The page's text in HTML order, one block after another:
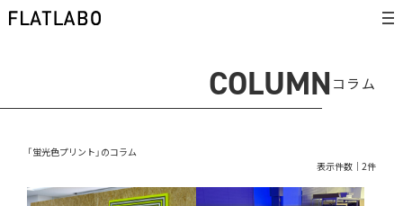
COLUMNコラム
「蛍光色プリント」のコラム
表示件数｜2件